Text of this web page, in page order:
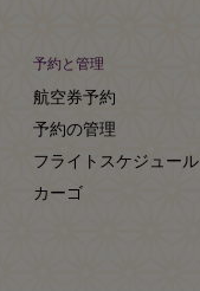
予約と管理
航空券予約
予約の管理
フライトスケジュール
カーゴ